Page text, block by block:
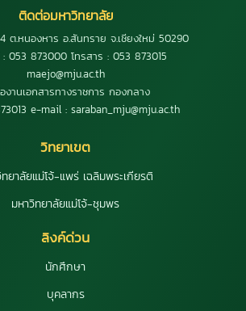
ติดต่อมหาวิทยาลัย
ต.หนองหาร อ.สันทราย จ.เชียงใหม่ 50290
053 873000 โทรสาร : 053 873015
maejo@mju.ac.th
งานเอกสารทางราชการ กองกลาง
e-mail : saraban_mju@mju.ac.th
วิทยาเขต
ยาลัยแม่โจ้-แพร่ เฉลิมพระเกียรติ
มหาวิทยาลัยแม่โจ้-ชุมพร
ลิงค์ด่วน
นักศึกษา
บุคลากร